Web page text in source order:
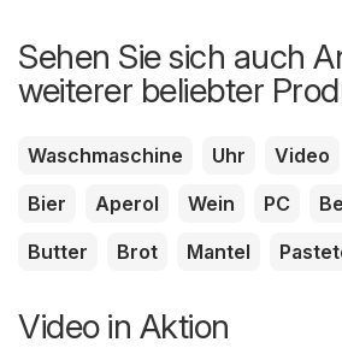
Sehen Sie sich auch
weiterer beliebter
Waschmaschine Uhr Video
Bier
Aperol Wein PC
Butter
Brot Mantel
Video in Aktion